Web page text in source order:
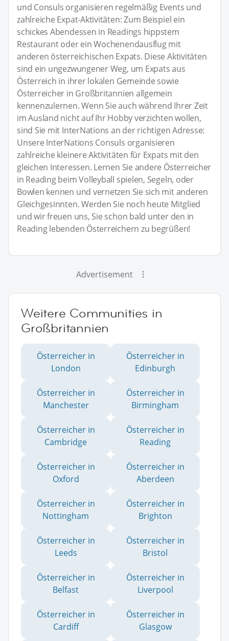
und Consuls organisieren regelmäßig Events und
zahlreiche Expat-Aktivitäten: Zum Beispiel ein
schickes Abendessen in Readings hippstem
Restaurant oder ein Wochenendausflug mit
anderen österreichischen Expats. Diese Aktivitäten
sind ein ungezwungener Weg, um Expats aus
Österreich in ihrer lokalen Gemeinde sowie
Österreicher in Großbritannien allgemein
kennenzulernen. Wenn Sie auch während Ihrer Zeit
im Ausland nicht auf Ihr Hobby verzichten wollen,
sind Sie mit InterNations an der richtigen Adresse:
Unsere InterNations Consuls organisieren
zahlreiche kleinere Aktivitäten für Expats mit den
gleichen Interessen. Lernen Sie andere Österreicher
in Reading beim Volleyball spielen, Segeln, oder
Bowlen kennen und vernetzen Sie sich mit anderen
Gleichgesinnten. Werden Sie noch heute Mitglied
und wir freuen uns, Sie schon bald unter den in
Reading lebenden Österreichern zu begrüßen!
Advertisement
Weitere Communities in
Großbritannien
Österreicher in
London
Österreicher in
Edinburgh
Österreicher in
Manchester
Österreicher in
Birmingham
Österreicher in
Cambridge
Österreicher in
Reading
Österreicher in
Oxford
Österreicher in
Aberdeen
Österreicher in
Nottingham
Österreicher in
Brighton
Österreicher in
Leeds
Österreicher in
Bristol
Österreicher in
Belfast
Österreicher in
Liverpool
Österreicher in
Cardiff
Österreicher in
Glasgow